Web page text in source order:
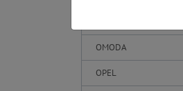
OMODA
OPEL